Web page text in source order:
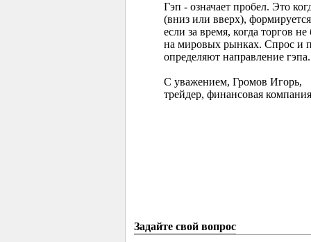
Гэп - означает пробел. Это
(вниз или вверх),
если за время, когда торгов
на мировых рынках. Спрос и
определяют направление гэпа.
С уважением, Громов Игорь,
трейдер, финансовая
Задайте свой вопрос